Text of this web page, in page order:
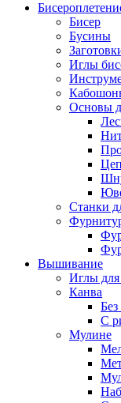
Бисер
Бусины
Иглы
Основы
Станки
Вышивание
Иглы
Канва
С
Мулине